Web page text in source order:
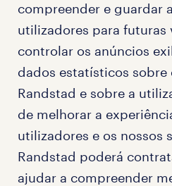
compreender e guardar
utilizadores para futuras
controlar os anúncios
dados estatísticos sobre
Randstad e sobre a
de melhorar a
utilizadores e os nossos
Randstad poderá
ajudar a compreender